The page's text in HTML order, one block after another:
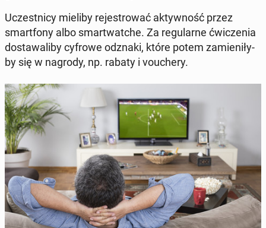
Uczest­ni­cy mieliby re­je­stro­wać ak­tyw­ność przez
smart­fo­ny albo smar­twat­che. Za re­gu­lar­ne ćwi­cze­nia
do­sta­wa­li­by cyfrowe odznaki, które potem za­mie­ni­ły­
by się w nagrody, np. rabaty i vo­uche­ry.